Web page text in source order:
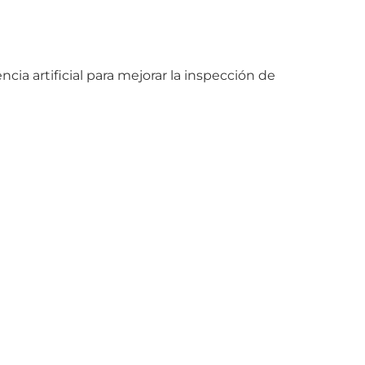
artificial para mejorar la inspección de